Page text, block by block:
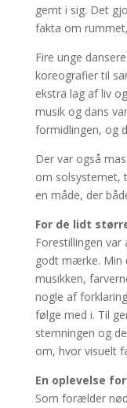
gemt i sig. Det
fakta om
Fire unge
koreografier til
ekstra lag af liv
musik og dans
formidlingen, og
Der var også
om solsystemet,
en måde, der
For de lidt
Forestillingen
godt mærke. Min
musikken,
nogle af
følge med i. Til
stemningen og
om, hvor visuelt
En oplevelse
Som forælder